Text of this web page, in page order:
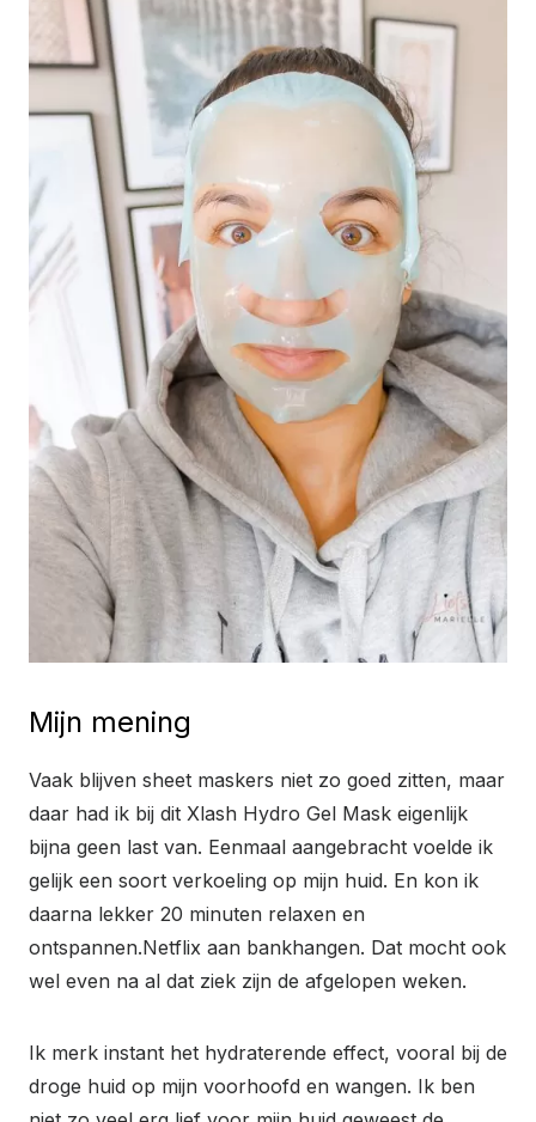
Mijn mening
Vaak blijven sheet maskers niet zo goed zitten, maar
daar had ik bij dit Xlash Hydro Gel Mask eigenlijk
bijna geen last van. Eenmaal aangebracht voelde ik
gelijk een soort verkoeling op mijn huid. En kon ik
daarna lekker 20 minuten relaxen en
ontspannen.Netflix aan bankhangen. Dat mocht ook
wel even na al dat ziek zijn de afgelopen weken.
Ik merk instant het hydraterende effect, vooral bij de
droge huid op mijn voorhoofd en wangen. Ik ben